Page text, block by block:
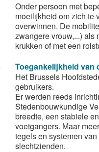
Onder persoon met
moeilijkheid om zich te
overwinnen. De
zwangere vrouw,...)
krukken of met een
Toegankelijkheid van
Het Brussels
gebruikers.
Er werden reeds
Stedenbouwkundige
breedte, een stabiele
voetgangers. Maar
tegels en systemen
slechtzienden.